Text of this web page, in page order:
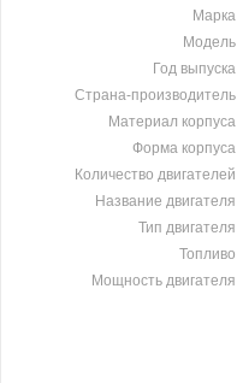
Марка
Модель
Год выпуска
Страна-производитель
Материал корпуса
Форма корпуса
Количество двигателей
Название двигателя
Тип двигателя
Топливо
Мощность двигателя